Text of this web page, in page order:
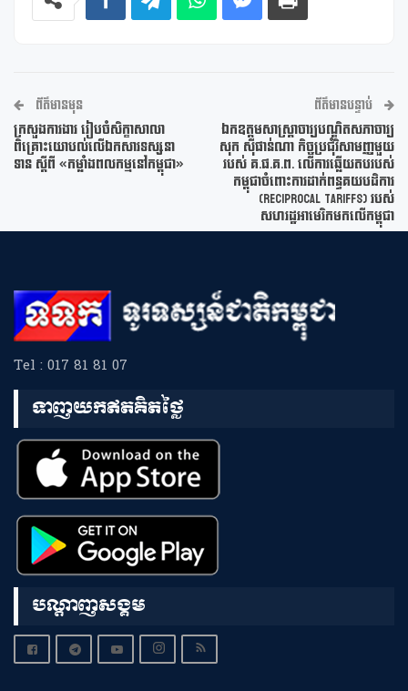
ព័ត៌មានមុន
ក្រសួងការងារ រៀបចំសិក្ខាសាលា
ពិគ្រោះយោបល់លើឯកសារទស្សនា
ទាន ស្ដីពី «កម្លាំងពលកម្មនៅកម្ពុជា»
ព័ត៌មានបន្ទាប់
ឯកឧត្តមសាស្រ្តាចារ្យបណ្ឌិតសភាចារ្យ
សុក ស៊ីផាន់ណា កិច្ចប្រជុំវិសាមញ្ញមួយ
របស់ គ.ផ.គ.ព. លើការឆ្លើយតបរបស់
កម្ពុជាចំពោះការដាក់ពន្ធគយបដិការ
(Reciprocal Tariffs) របស់
សហរដ្ឋអាមេរិកមកលើកម្ពុជា
Tel : 017 81 81 07
ទាញយកឥតគិតថ្លៃ
បណ្តាញសង្គម